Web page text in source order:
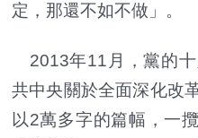
定，那還不如不做」。
2013年11月，黨的十
共中央關於全面深化改
以2萬多字的篇幅，一